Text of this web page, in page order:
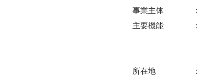
事業主体
：
主要機能
：
区
ア
所在地
：